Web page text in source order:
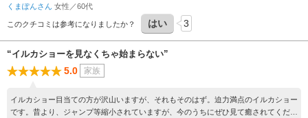
くまぽんさん 女性／60代
このクチコミは参考になりましたか？ はい 3
“イルカショーを見なくちゃ始まらない”
5.0 家族
イルカショー目当ての方が沢山いますが、それもそのはず。迫力満点のイルカショー
です。昔より、ジャンプ等縮小されていますが、今のうちにぜひ見て癒されてくださ